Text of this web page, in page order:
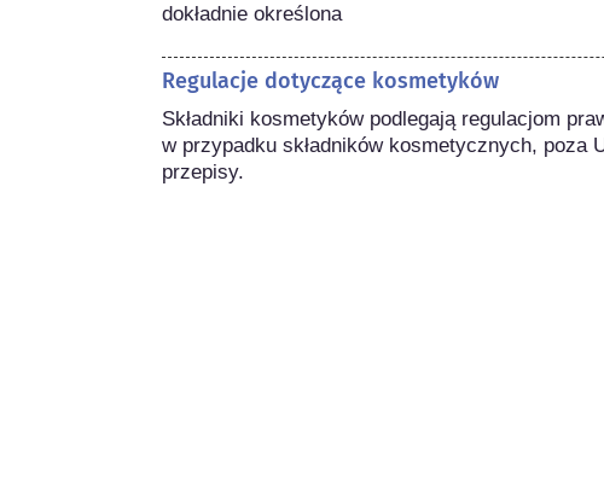
dokładnie określona
Regulacje dotyczące kosmetyków
Składniki kosmetyków podlegają regulacjom
w przypadku składników kosmetycznych, poza
przepisy.